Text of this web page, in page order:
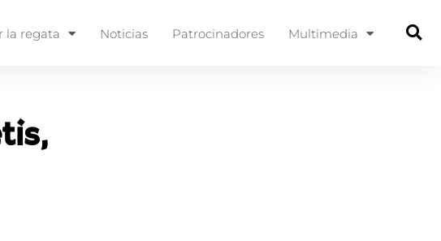
la regata Noticias Patrocinadores Multimedia